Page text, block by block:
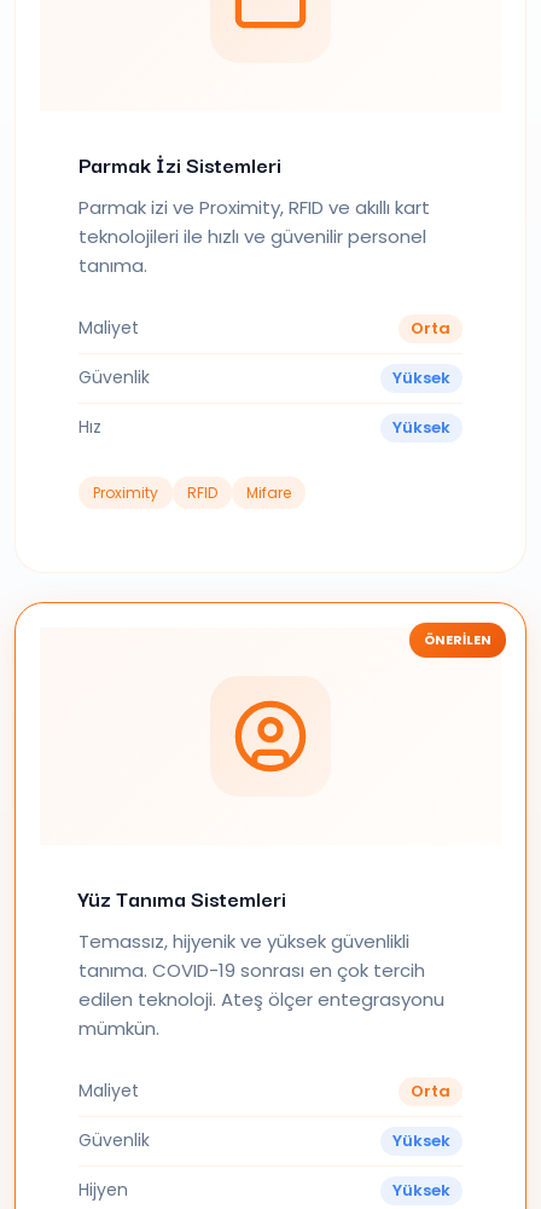
Parmak İzi Sistemleri
Parmak izi ve Proximity, RFID ve akıllı kart
teknolojileri ile hızlı ve güvenilir personel
tanıma.
Maliyet Orta
Güvenlik Yüksek
Hız Yüksek
Proximity RFID Mifare
ÖNERILEN
Yüz Tanıma Sistemleri
Temassız, hijyenik ve yüksek güvenlikli
tanıma. COVID-19 sonrası en çok tercih
edilen teknoloji. Ateş ölçer entegrasyonu
mümkün.
Maliyet Orta
Güvenlik Yüksek
Hijyen Yüksek